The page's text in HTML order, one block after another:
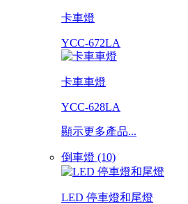
卡車燈
YCC-672LA
卡車車燈
YCC-628LA
顯示更多產品...
倒車燈 (10)
LED 停車燈和尾燈